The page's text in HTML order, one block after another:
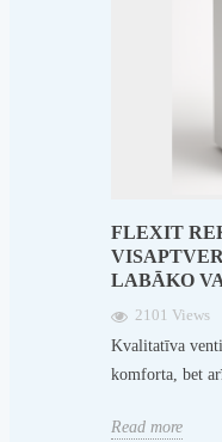
FLEXIT
LABĀKO
2101 Views
Kvalitatīva
komforta, bet
Read more